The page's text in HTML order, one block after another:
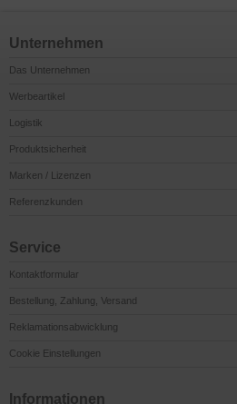
Unternehmen
Das Unternehmen
Werbeartikel
Logistik
Produktsicherheit
Marken / Lizenzen
Referenzkunden
Service
Kontaktformular
Bestellung, Zahlung, Versand
Reklamationsabwicklung
Cookie Einstellungen
Informationen